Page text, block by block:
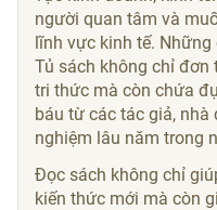
người quan tâm và
lĩnh vực kinh tế. Những
Tủ sách không chỉ
tri thức mà còn chứa
báu từ các tác giả, nhà
nghiệm lâu năm trong
Đọc sách không chỉ
kiến thức mới mà còn